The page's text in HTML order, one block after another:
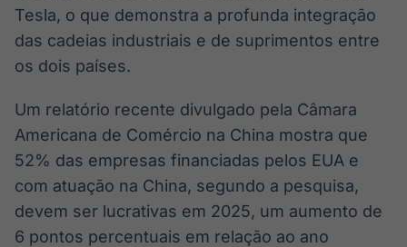
Tesla, o que demonstra a profunda integração
das cadeias industriais e de suprimentos entre
os dois países.
Um relatório recente divulgado pela Câmara
Americana de Comércio na China mostra que
52% das empresas financiadas pelos EUA e
com atuação na China, segundo a pesquisa,
devem ser lucrativas em 2025, um aumento de
6 pontos percentuais em relação ao ano